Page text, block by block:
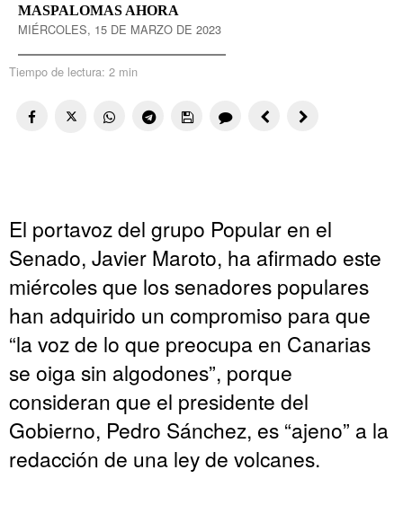
MASPALOMAS AHORA
MIÉRCOLES, 15 DE MARZO DE 2023
Tiempo de lectura: 2 min
El portavoz del grupo Popular en el
Senado, Javier Maroto, ha afirmado este
miércoles que los senadores populares
han adquirido un compromiso para que
“la voz de lo que preocupa en Canarias
se oiga sin algodones”, porque
consideran que el presidente del
Gobierno, Pedro Sánchez, es “ajeno” a la
redacción de una ley de volcanes.